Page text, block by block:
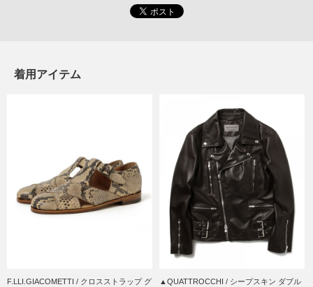
着用アイテム
F.LLI.GIACOMETTI / クロスストラップ グ
▲QUATTROCCHI / シープスキン ダブル